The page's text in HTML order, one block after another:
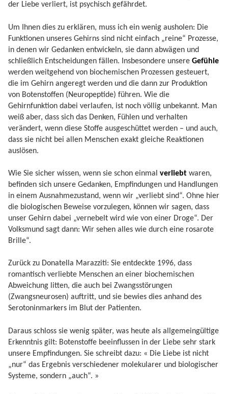
der Liebe verliert, ist psychisch gefährdet.
Um Ihnen dies zu erklären, muss ich ein wenig ausholen: Die
Funktionen unseres Gehirns sind nicht einfach „reine“ Prozesse,
in denen wir Gedanken entwickeln, sie dann abwägen und
schließlich Entscheidungen fällen. Insbesondere unsere Gefühle
werden weitgehend von biochemischen Prozessen gesteuert,
die im Gehirn angeregt werden und die dann zur Produktion
von Botenstoffen (Neuropeptide) führen. Wie die
Gehirnfunktion dabei verlaufen, ist noch völlig unbekannt. Man
weiß aber, dass sich das Denken, Fühlen und verhalten
verändert, wenn diese Stoffe ausgeschüttet werden – und auch,
dass sie nicht bei allen Menschen exakt gleiche Reaktionen
auslösen.
Wie Sie sicher wissen, wenn sie schon einmal verliebt waren,
befinden sich unsere Gedanken, Empfindungen und Handlungen
in einem Ausnahmezustand, wenn wir „verliebt sind“. Ohne hier
die biologischen Beweise vorzulegen, können wir sagen, dass
unser Gehirn dabei „vernebelt wird wie von einer Droge“. Der
Volksmund sagt dann: Wir sehen alles wie durch eine rosarote
Brille“.
Zurück zu Donatella Marazziti: Sie entdeckte 1996, dass
romantisch verliebte Menschen an einer biochemischen
Abweichung litten, die auch bei Zwangsstörungen
(Zwangsneurosen) auftritt, und sie bewies dies anhand des
Serotoninmarkers im Blut der Patienten.
Daraus schloss sie wenig später, was heute als allgemeingültige
Erkenntnis gilt: Botenstoffe beeinflussen in der Liebe sehr stark
unsere Empfindungen. Sie schreibt dazu: « Die Liebe ist nicht
„nur“ das Ergebnis verschiedener molekularer und biologischer
Systeme, sondern „auch“. »